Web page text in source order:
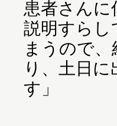
患者さん
説明すら
まうので
り、土日
す」